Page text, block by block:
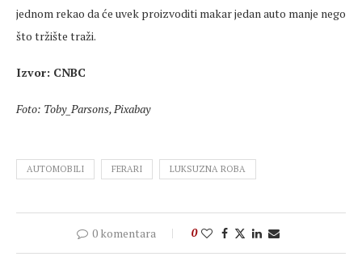
jednom rekao da će uvek proizvoditi makar jedan auto manje nego
što tržište traži.
Izvor: CNBC
Foto: Toby_Parsons, Pixabay
AUTOMOBILI FERARI LUKSUZNA ROBA
0 komentara 0